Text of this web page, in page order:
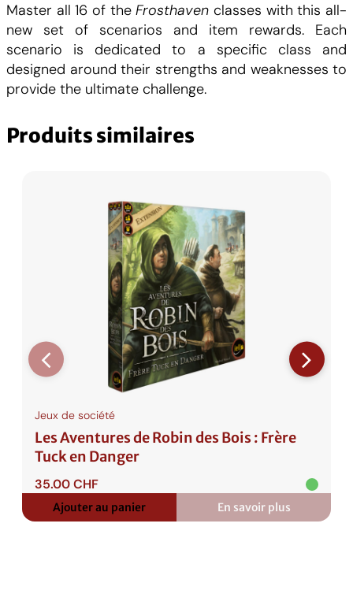
é
d
e
F
r
s
Master all 16 of theFrosthaven classes with this all-
new set of scenarios and item rewards. Each
scenario is dedicated to a specific class and
designed around their strengths and weaknesses to
provide the ultimate challenge.
Produits similaires
Jeux de société
Les Aventures de Robin des Bois : Frère
Tuck en Danger
35.00CHF
Ajouter au panier En savoir plus
:
Les